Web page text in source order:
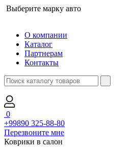
Выберите марку авто
О компании
Каталог
Партнерам
Контакты
0
+99890 325-88-80
Перезвоните мне
Коврики в салон